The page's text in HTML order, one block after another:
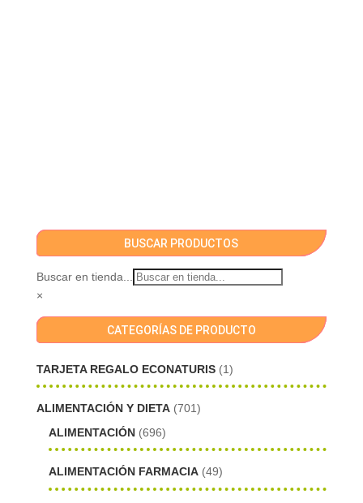
BUSCAR PRODUCTOS
Buscar en tienda...
×
CATEGORÍAS DE PRODUCTO
TARJETA REGALO ECONATURIS (1)
ALIMENTACIÓN Y DIETA (701)
ALIMENTACIÓN (696)
ALIMENTACIÓN FARMACIA (49)